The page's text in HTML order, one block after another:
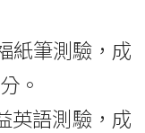
紙筆測驗，成
。
英語測驗，成